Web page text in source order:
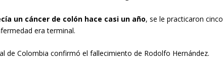
un cáncer de colón hace casi un año, se le practicaron cinco
era terminal.
de Colombia confirmó el fallecimiento de Rodolfo Hernández.